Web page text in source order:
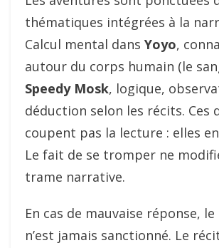
thématiques intégrées à la
Calcul mental dans Yoyo,
autour du corps humain (le
Speedy Mosk, logique,
déduction selon les récits. Ces
coupent pas la lecture : elles
Le fait de se tromper ne
trame narrative.
En cas de mauvaise réponse,
n’est jamais sanctionné. Le